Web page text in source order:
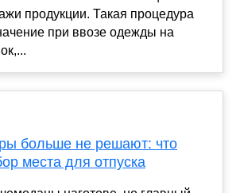
продукции. Такая процедура
при ввозе одежды на
больше не решают: что
места для отпуска